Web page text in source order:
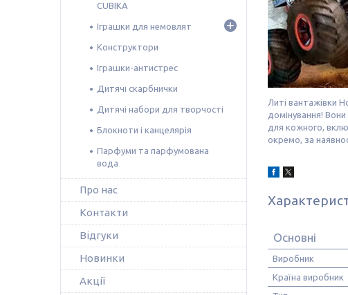
Литі вантажівки
домінування!
для кожного,
окремо, за
Основні
Виробник
Країна виробник
CUBIKA
Іграшки для немовлят
Конструктори
Іграшки-антистрес
Дитячі скарбнички
Дитячі набори для творчості
Блокноти і канцелярія
Парфуми та парфумована
вода
Про нас
Контакти
Відгуки
Новинки
Акції